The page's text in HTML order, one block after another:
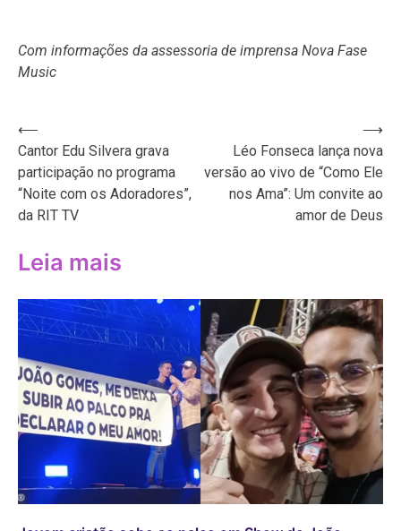
Com informações da assessoria de imprensa Nova Fase
Music
Navegação
de
Post
⟵
Cantor Edu Silvera grava
participação no programa
“Noite com os Adoradores”,
da RIT TV
Léo Fonseca lança nova
versão ao vivo de “Como Ele
nos Ama”: Um convite ao
amor de Deus
⟶
Leia mais